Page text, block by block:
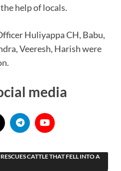
help of locals.
Huliyappa CH, Babu,
Veeresh, Harish were
media
CATTLE THAT FELL INTO A